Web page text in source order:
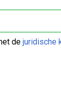
dejuridische